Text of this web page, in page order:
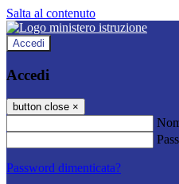
Salta al contenuto
Accedi
Accedi
button close ×
Password dimenticata?